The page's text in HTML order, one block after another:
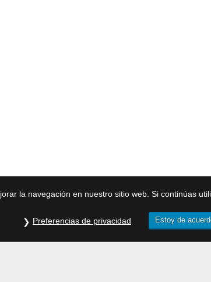
la navegación en nuestro sitio web. Si continúas
Preferencias de privacidad Estoy de